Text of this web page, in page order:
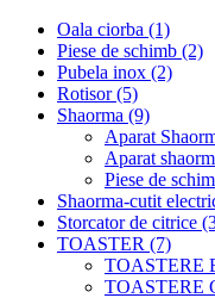
Oala ciorba (1)
Piese de schimb (2)
Pubela inox (2)
Rotisor (5)
Shaorma (9)
Aparat
Aparat
Piese de
Shaorma-cutit
Storcator de citrice
TOASTER (7)
TOASTERE
TOASTERE